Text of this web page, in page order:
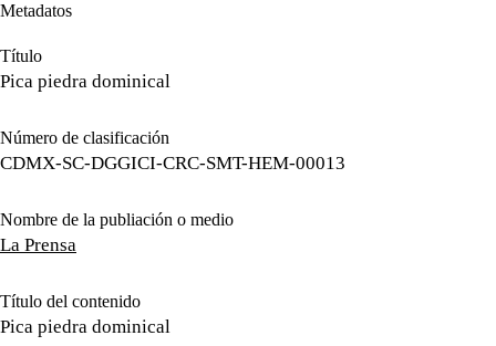
Metadatos
Título
Pica piedra dominical
Número de clasificación
CDMX-SC-DGGICI-CRC-SMT-HEM-00013
Nombre de la publiación o medio
La Prensa
Título del contenido
Pica piedra dominical